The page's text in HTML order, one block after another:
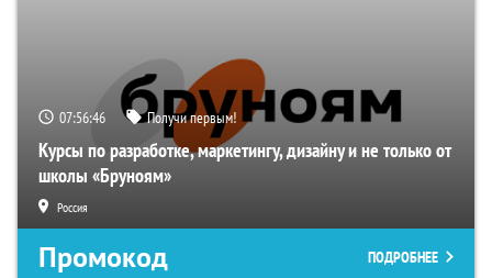
07:56:45 Получи первым!
Курсы по разработке, маркетингу, дизайну и не только от
школы «Бруноям»
Россия
Промокод ПОДРОБНЕЕ